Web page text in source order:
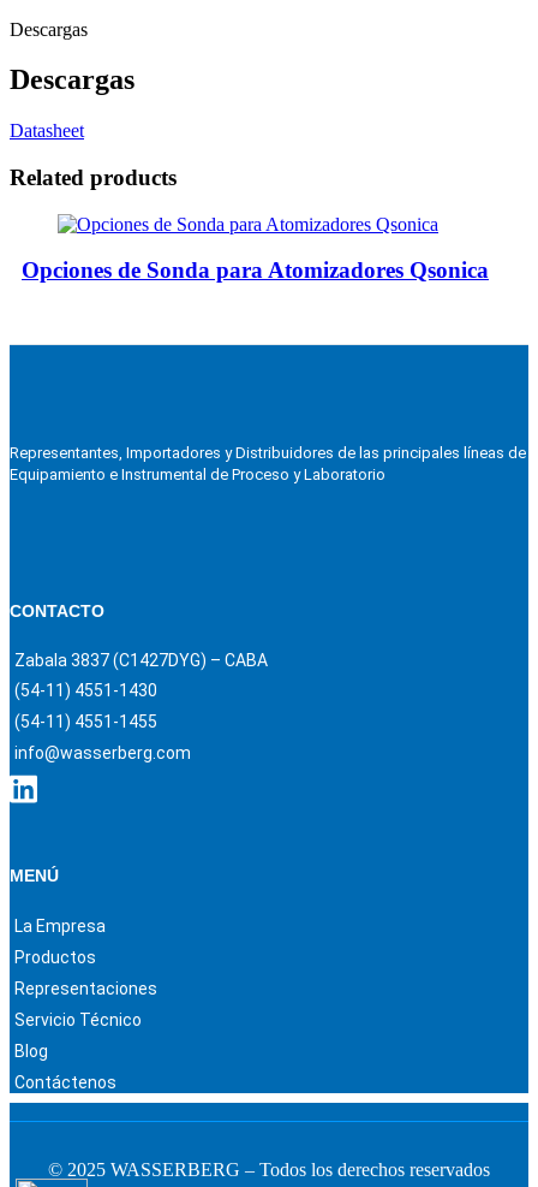
Descargas
Descargas
Datasheet
Related products
Opciones de Sonda para Atomizadores Qsonica
Representantes, Importadores y Distribuidores de las principales líneas de
Equipamiento e Instrumental de Proceso y Laboratorio
CONTACTO
Zabala 3837 (C1427DYG) – CABA
(54-11) 4551-1430
(54-11) 4551-1455
info@wasserberg.com
MENÚ
La Empresa
Productos
Representaciones
Servicio Técnico
Blog
Contáctenos
© 2025 WASSERBERG – Todos los derechos reservados